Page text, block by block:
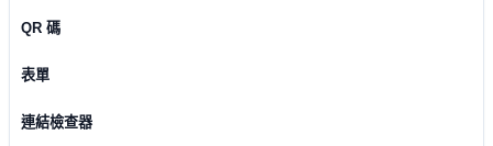
QR 碼
表單
連結檢查器